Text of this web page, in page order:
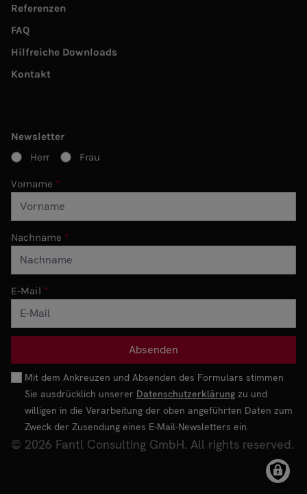
Referenzen
FAQ
Hilfreiche Downloads
Kontakt
Newsletter
Herr
Frau
Vorname
Nachname
E-Mail
Mit dem Ankreuzen und Absenden des Formulars stimmen
Sie ausdrücklich unserer Datenschutzerklärung zu und
willigen in die Verarbeitung der oben angeführten Daten zum
Zweck der Zusendung eines E-Mail-Newsletters ein.
© 2026 Fantl Consulting GmbH. All rights reserved.